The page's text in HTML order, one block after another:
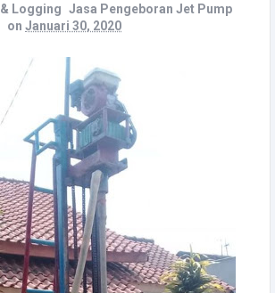
Logging Jasa Pengeboran Jet Pump
on Januari 30, 2020